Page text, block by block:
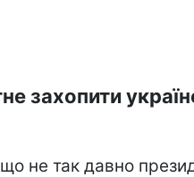
захопити
не так давно